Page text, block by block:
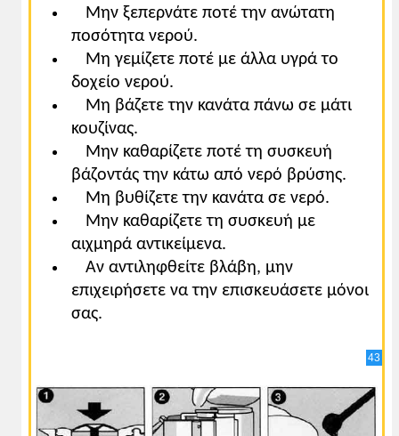
Μην ξεπερνάτε ποτέ την ανώτατη
ποσότητα νερού.
Μη γεμίζετε ποτέ με άλλα υγρά το
δοχείο νερού.
Μη βάζετε την κανάτα πάνω σε μάτι
κουζίνας.
Μην καθαρίζετε ποτέ τη συσκευή
βάζοντάς την κάτω από νερό βρύσης.
Μη βυθίζετε την κανάτα σε νερό.
Μην καθαρίζετε τη συσκευή με
αιχμηρά αντικείμενα.
Αν αντιληφθείτε βλάβη, μην
επιχειρήσετε να την επισκευάσετε μόνοι
σας.
43